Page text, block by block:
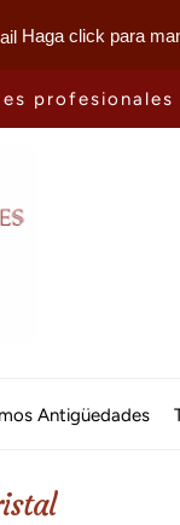
Haga click para
profesionales
Antigüedades